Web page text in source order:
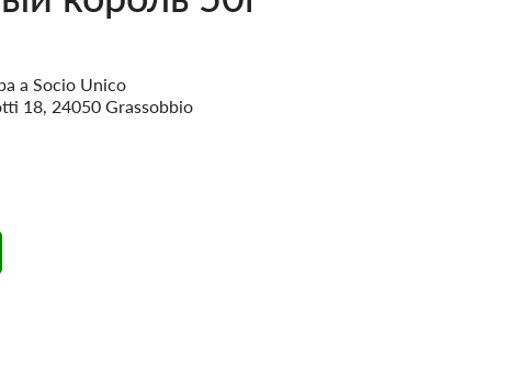
a Socio Unico
18, 24050 Grassobbio